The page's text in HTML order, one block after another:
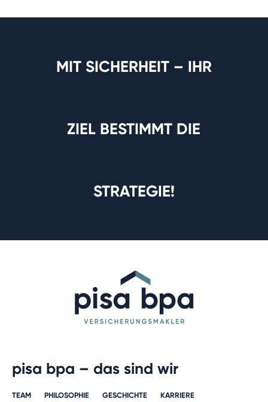
MIT SICHERHEIT – IHR
ZIEL BESTIMMT DIE
STRATEGIE!
pisa bpa – das sind wir
TEAM PHILOSOPHIE GESCHICHTE​ KARRIERE​